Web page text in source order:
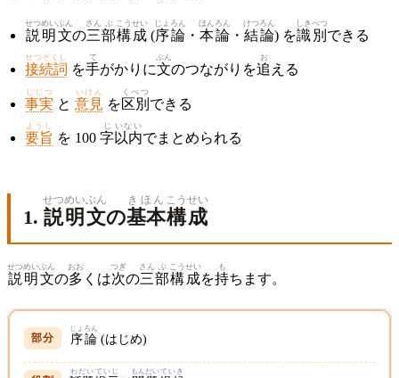
説明
せつめい
文
ぶん
の三
さん
部
ぶ
構成
こうせい
(序論
じょろん
・ 本論
ほんろん
・ 結論
けつろん
) を識別
しきべつ
できる
接続詞
せつぞくし
を手
て
がかりに文
ぶん
のつながりを追
お
える
事実
じじつ
と 意見
いけん
を区別
くべつ
できる
要旨
ようし
を 100 字
じ
以内
いない
でまとめられる
1. 説明
せつめい
文
ぶん
の基本
きほん
構成
こうせい
説明
せつめい
文
ぶん
の多
おお
くは次
つぎ
の三
さん
部
ぶ
構成
こうせい
を持
も
ちます。
序論
じょろん
(はじめ)
わだい ていじ もんだいていき